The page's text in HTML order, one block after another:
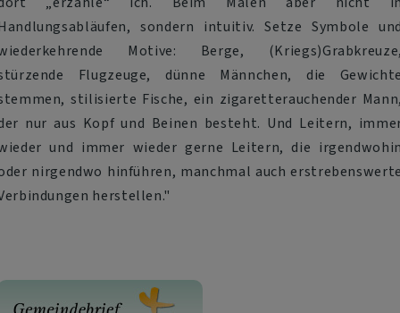
sondern intuitiv. Setze Symbole
Motive: Berge,
Flugzeuge, dünne Männchen, die
stilisierte Fische, ein zigaretterauchender
nur aus Kopf und Beinen besteht. Und Leitern,
und immer wieder gerne Leitern, die
nirgendwo hinführen, manchmal auch
herstellen."